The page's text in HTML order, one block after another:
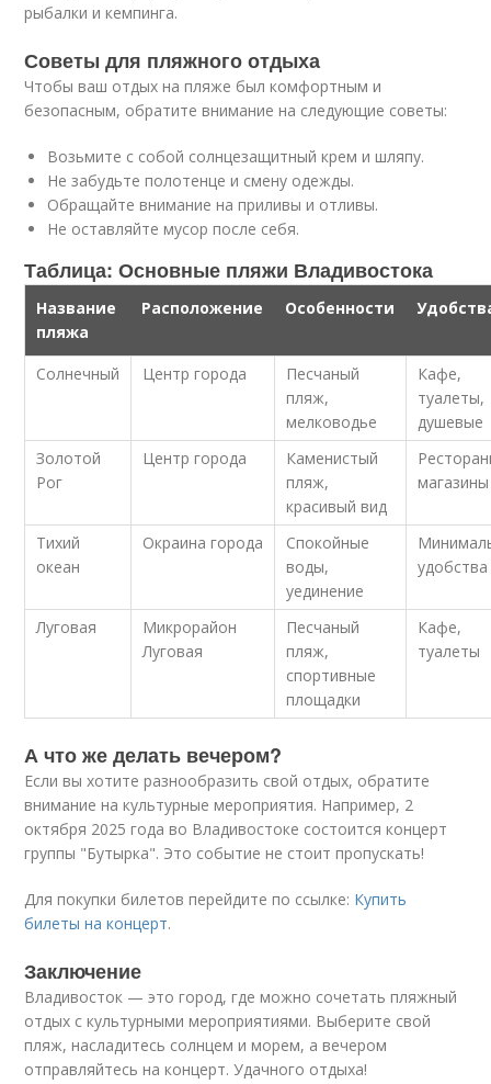
рыбалки и кемпинга.
Советы для пляжного отдыха
Чтобы ваш отдых на пляже был комфортным и
безопасным, обратите внимание на следующие советы:
Возьмите с собой солнцезащитный крем и шляпу.
Не забудьте полотенце и смену одежды.
Обращайте внимание на приливы и отливы.
Не оставляйте мусор после себя.
Таблица: Основные пляжи Владивостока
Название
пляжа
Расположение Особенности
Солнечный Центр города
Песчаный
пляж,
мелководье
Кафе,
туалеты,
душевые
Золотой
Рог
Центр города
Каменистый
пляж,
красивый вид
магазины
Тихий
океан
Окраина города
Спокойные
воды,
уединение
удобства
Луговая
Микрорайон
Луговая
Песчаный
пляж,
спортивные
площадки
Кафе,
туалеты
А что же делать вечером?
Если вы хотите разнообразить свой отдых, обратите
внимание на культурные мероприятия. Например, 2
октября 2025 года во Владивостоке состоится концерт
группы "Бутырка". Это событие не стоит пропускать!
Для покупки билетов перейдите по ссылке: Купить
билеты на концерт.
Заключение
Владивосток — это город, где можно сочетать пляжный
отдых с культурными мероприятиями. Выберите свой
пляж, насладитесь солнцем и морем, а вечером
отправляйтесь на концерт. Удачного отдыха!